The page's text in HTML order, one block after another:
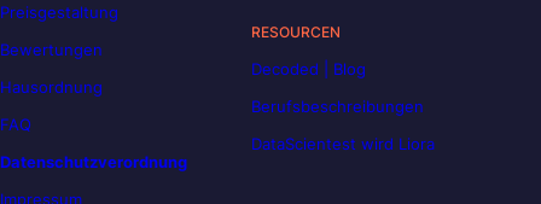
Preisgestaltung
Bewertungen
Hausordnung
FAQ
Datenschutzverordnung
Impressum
RESOURCEN
Decoded | Blog
Berufsbeschreibungen
DataScientest wird Liora